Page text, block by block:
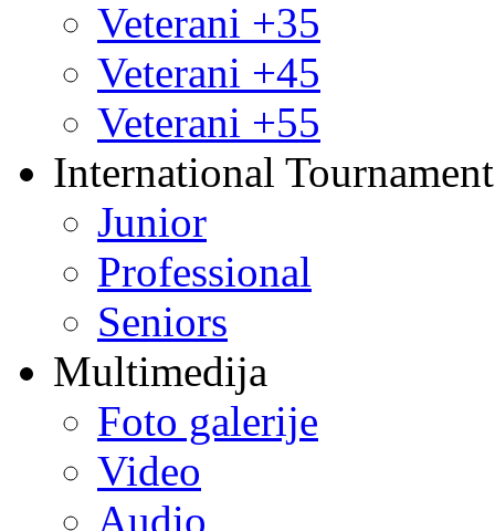
Veterani +35
Veterani +45
Veterani +55
International
Junior
Professional
Seniors
Multimedija
Foto galerije
Video
Audio